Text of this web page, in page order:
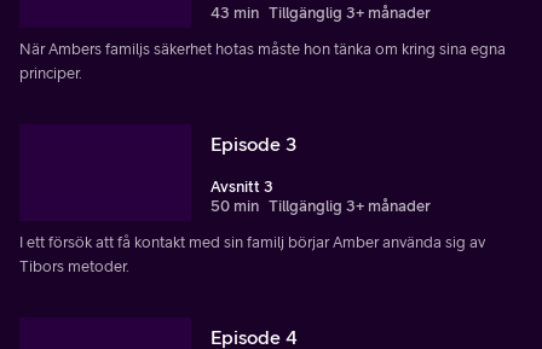
43 min Tillgänglig 3+ månader
När Ambers familjs säkerhet hotas måste hon tänka om kring sina egna
principer.
Episode 3
Avsnitt 3
50 min Tillgänglig 3+ månader
I ett försök att få kontakt med sin familj börjar Amber använda sig av
Tibors metoder.
Episode 4